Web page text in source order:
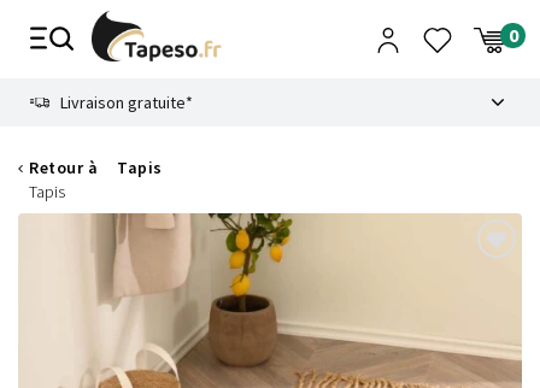
Livraison gratuite*
Retour à
Tapis
Tapis